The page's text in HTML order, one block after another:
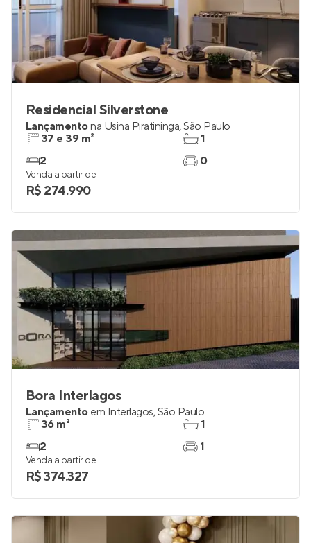
Residencial Silverstone
Lançamentona Usina Piratininga,São Paulo
37 e 39 m²
2
1
0
Venda a partir de
R$ 274.990
Bora Interlagos
Lançamento em Interlagos,São Paulo
36 m²
2
1
1
Venda a partir de
R$ 374.327